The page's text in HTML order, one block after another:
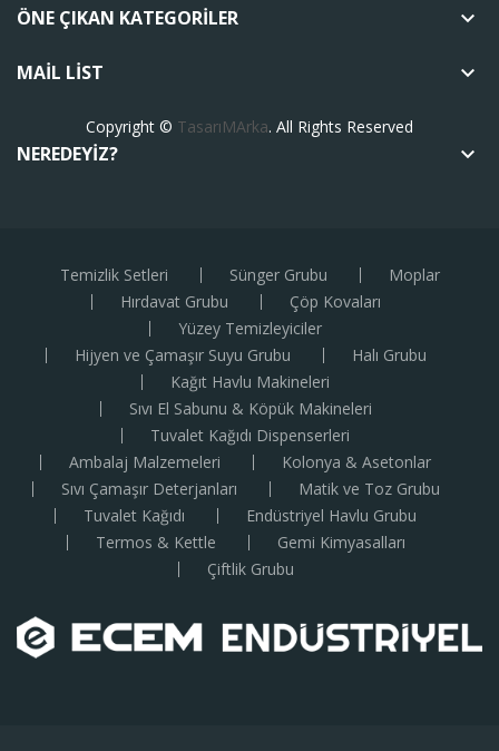
ÖNE ÇIKAN KATEGORILER keyboard_arrow_down
MAIL LIST keyboard_arrow_down
Copyright © TasarıMArka. All Rights Reserved
NEREDEYIZ? keyboard_arrow_down
Temizlik Setleri Sünger Grubu
Moplar
Hırdavat Grubu
Çöp Kovaları
Yüzey Temizleyiciler
Hijyen ve Çamaşır Suyu Grubu
Halı Grubu
Kağıt Havlu Makineleri
Sıvı El Sabunu & Köpük Makineleri
Tuvalet Kağıdı Dispenserleri
Ambalaj Malzemeleri
Kolonya & Asetonlar
Sıvı Çamaşır Deterjanları
Matik ve Toz Grubu
Tuvalet Kağıdı
Endüstriyel Havlu Grubu
Termos & Kettle
Gemi Kimyasalları
Çiftlik Grubu